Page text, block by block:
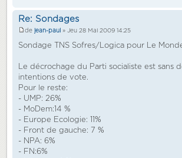
Re: Sondages
de jean-paul » Jeu 28 Mai 2009 14:25
Sondage TNS Sofres/Logica pour Le
Le décrochage du Parti socialiste est sans
intentions de vote.
Pour le reste:
- UMP: 26%
- MoDem:14 %
- Europe Ecologie: 11%
- Front de gauche: 7 %
- NPA: 6%
- FN:6%